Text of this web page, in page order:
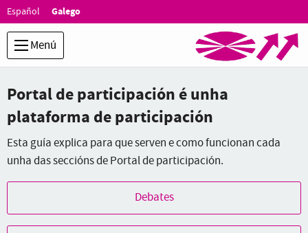
Ir ao contido principal
Idioma:
Español Galego
Menú
Portal de participación é unha
plataforma de participación
Esta guía explica para que serven e como funcionan cada
unha das seccións de Portal de participación.
Debates